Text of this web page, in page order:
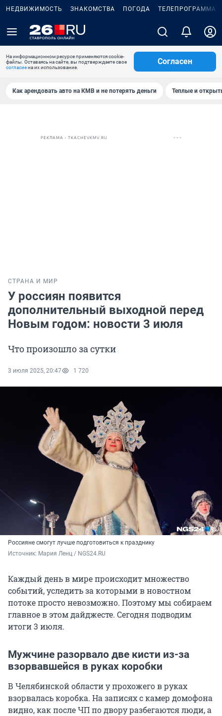
НЕДВИЖИМОСТЬ ЗНАКОМСТВА ПОГОДА ТЕЛЕПРОГРАММА
На информационном ресурсе применяются cookie-
файлы. Оставаясь на сайте, вы подтверждаете свое
согласиена их использование.
Согласен
Как арендовать авто на КМВ и не потерять деньги Теплые и
РЕКЛАМА • TKACHEVKMV.RU
СТРАНА И МИР
У россиян появится
дополнительный выходной перед
Новым годом: новости 3 июля
Что произошло за сутки
3 июля 2025, 20:47 1 720
Россияне смогут лучше подготовиться к празднику
Источник: Мария Ленц / NGS24.RU
Каждый день в мире происходит множество
событий, уследить за которыми в новостном
потоке просто невозможно. Поэтому мы собираем
главное в этом дайджесте. Сегодня подводим
итоги 3 июля.
Мужчине разорвало две кисти из-за
взорвавшейся в руках коробки
В Челябинской области у прохожего в руках
взорвалась коробка. На записях с камер домофона
видно, как после ЧП по двору разбегаются люди, а